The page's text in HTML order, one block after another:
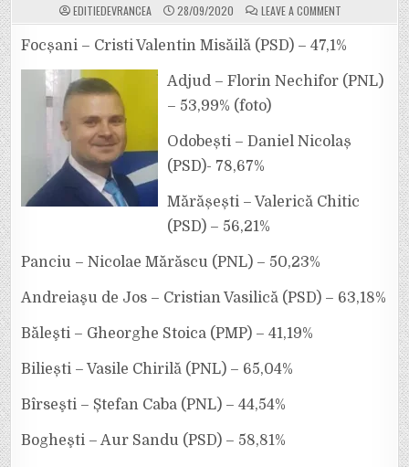
EDITIEDEVRANCEA 28/09/2020 LEAVE A COMMENTON
LISTA
ALEGERI
LOCALE
2020.
PNL
CU
LA
ALEGERILE
Focșani – Cristi Valentin Misăilă (PSD) – 47,1%
Adjud – Florin Nechifor (PNL)
– 53,99% (foto)
Odobești – Daniel Nicolaș
(PSD)- 78,67%
Mărășești – Valerică Chitic
(PSD) – 56,21%
Panciu – Nicolae Mărăscu (PNL) – 50,23%
Andreiaşu de Jos – Cristian Vasilică (PSD) – 63,18%
Băleşti – Gheorghe Stoica (PMP) – 41,19%
Biliești – Vasile Chirilă (PNL) – 65,04%
Bîrseşti – Ștefan Caba (PNL) – 44,54%
Bogheşti – Aur Sandu (PSD) – 58,81%